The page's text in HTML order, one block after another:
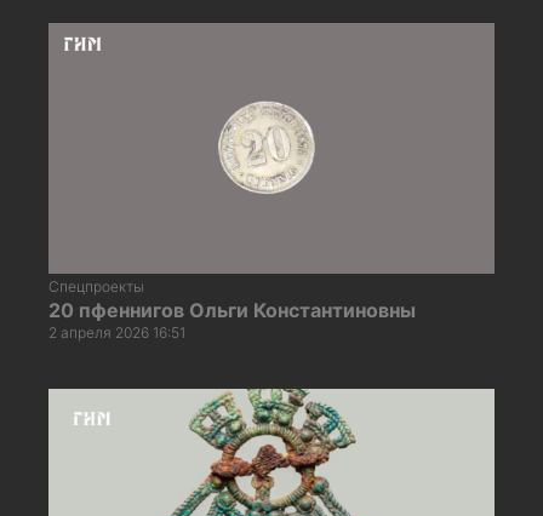
Спецпроекты
20 пфеннигов Ольги Константиновны
2 апреля 2026 16:51